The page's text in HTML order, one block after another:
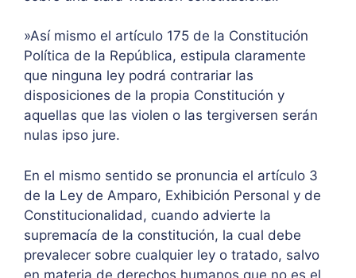
»Así mismo el artículo 175 de la Constitución
Política de la República, estipula claramente
que ninguna ley podrá contrariar las
disposiciones de la propia Constitución y
aquellas que las violen o las tergiversen serán
nulas ipso jure.
En el mismo sentido se pronuncia el artículo 3
de la Ley de Amparo, Exhibición Personal y de
Constitucionalidad, cuando advierte la
supremacía de la constitución, la cual debe
prevalecer sobre cualquier ley o tratado, salvo
en materia de derechos humanos que no es el